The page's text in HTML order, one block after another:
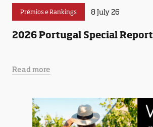
Prémios e Rankings 8 July 26
2026 Portugal Special Report
Read more